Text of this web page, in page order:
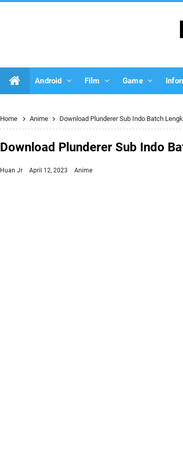
Android Film Game
Home Anime Download Plunderer Sub Indo Batch
Download Plunderer Sub Indo
Huan Jr April 12, 2023 Anime